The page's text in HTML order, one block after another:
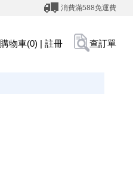
消費滿588免運費
購物車(0) | 註冊 查訂單